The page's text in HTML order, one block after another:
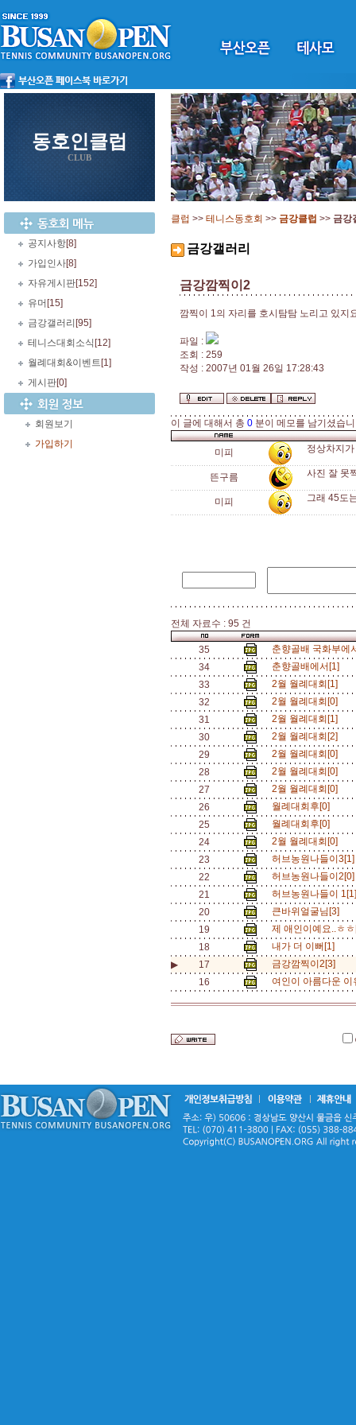
동호인클럽
CLUB
공지사항[8]
가입인사[8]
자유게시판[152]
유머 [15]
금강갤러리 [95]
테니스대회소식 [12]
월례대회&이벤트 [1]
게시판[0]
회원보기
가입하기
클럽 >> 테니스동호회 >> 금강클럽 >> 금강
금강갤러리
금강깜찍이2
깜찍이 1의 자리를 호시탐탐 노리고 있지
파일 :
조회 : 259
작성 : 2007년 01월 26일 17:28:43
이 글에 대해서 총 0 분이 메모를 남기셨습
미피 정상차지
뜬구름 사진 잘 못
미피 그래 45도
전체 자료수 : 95 건
35
춘향골배 국화부
34
춘향골배에서[1]
33
2월 월례대회[1]
32
2월 월례대회[0]
31
2월 월례대회[1]
30
2월 월례대회[2]
29
2월 월례대회[0]
28
2월 월례대회[0]
27
2월 월례대회[0]
26
월례대회후[0]
25
월례대회후[0]
24
2월 월례대회[0]
23
허브농원나들이
22
허브농원나들이
21
허브농원나들이
20
큰바위얼굴님[3]
19
제 애인이예요..ㅎ
18
내가 더 이뻐[1]
▶
17
금강깜찍이2[3]
16
여인이 아름다운